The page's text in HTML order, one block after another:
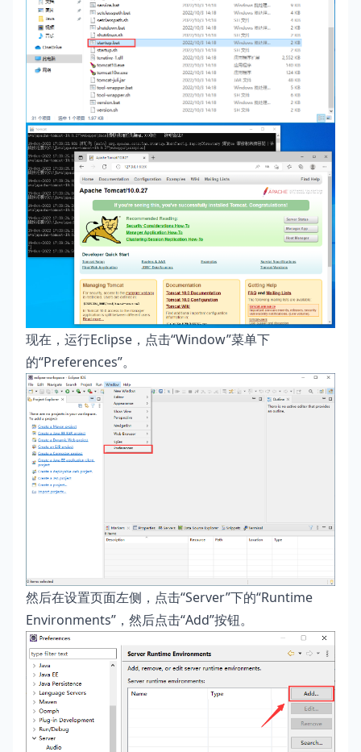
现在，运行Eclipse，点击“Window”菜单下
的“Preferences”。
然后在设置页面左侧，点击“Server”下的“Runtime
Environments”，然后点击“Add”按钮。